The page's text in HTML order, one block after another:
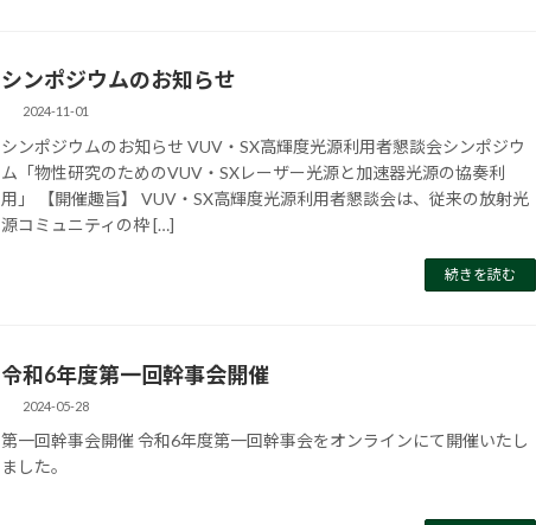
シンポジウムのお知らせ
2024-11-01
シンポジウムのお知らせ VUV・SX高輝度光源利用者懇談会シンポジウ
ム「物性研究のためのVUV・SXレーザー光源と加速器光源の協奏利
用」 【開催趣旨】 VUV・SX高輝度光源利用者懇談会は、従来の放射光
源コミュニティの枠 […]
続きを読む
令和6年度第一回幹事会開催
2024-05-28
第一回幹事会開催 令和6年度第一回幹事会をオンラインにて開催いたし
ました。